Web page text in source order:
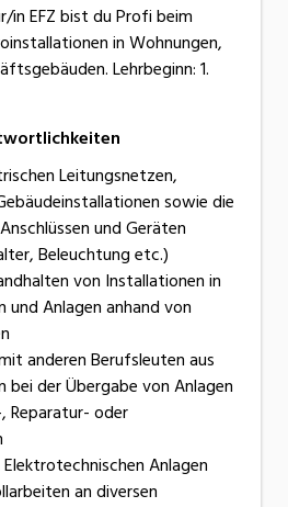
in EFZ bist du Profi beim
in Wohnungen,
Lehrbeginn: 1.
Leitungsnetzen,
sowie die
und Geräten
Beleuchtung etc.)
von Installationen in
und Anlagen anhand von
anderen Berufsleuten aus
bei der Übergabe von Anlagen
Reparatur- oder
Anlagen
an diversen